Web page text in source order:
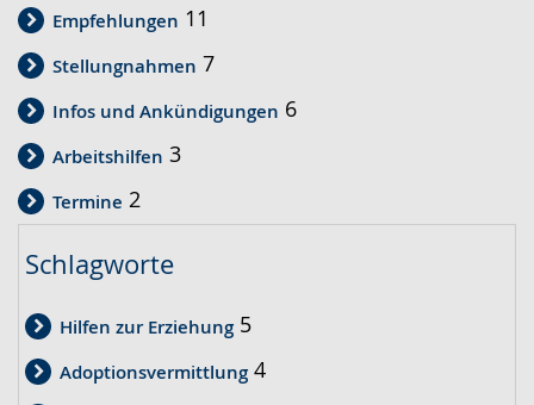
Empfehlungen 11
Stellungnahmen 7
Infos und Ankündigungen 6
Arbeitshilfen 3
Termine 2
Schlagworte
Hilfen zur Erziehung 5
Adoptionsvermittlung 4